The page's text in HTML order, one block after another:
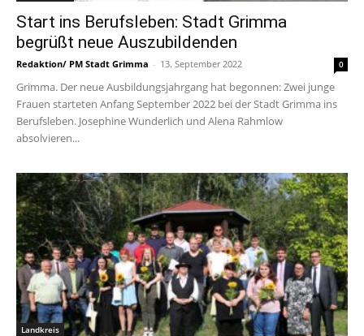
Start ins Berufsleben: Stadt Grimma
begrüßt neue Auszubildenden
Redaktion/ PM Stadt Grimma - 13. September 2022 0
Grimma. Der neue Ausbildungsjahrgang hat begonnen: Zwei junge
Frauen starteten Anfang September 2022 bei der Stadt Grimma ins
Berufsleben. Josephine Wunderlich und Alena Rahmlow
absolvieren...
Landkreis